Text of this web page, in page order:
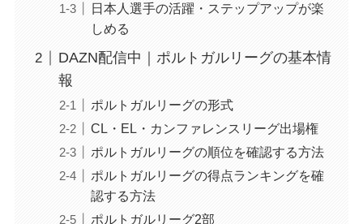
日本人選手の活躍・ステップアップが楽
しめる
DAZN配信中｜ポルトガルリーグの基本情
報
ポルトガルリーグの形式
CL・EL・カンファレンスリーグ出場権
ポルトガルリーグの順位を確認する方法
ポルトガルリーグの得点ランキングを確
認する方法
ポルトガルリーグ2部